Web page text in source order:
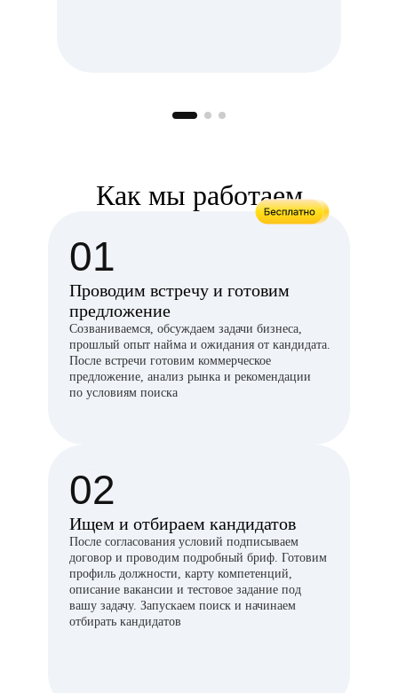
Как мы работаем
01
Проводим встречу и готовим
предложение
Созваниваемся, обсуждаем задачи бизнеса,
прошлый опыт найма и ожидания от кандидата.
После встречи готовим коммерческое
предложение, анализ рынка и рекомендации
по условиям поиска
02
Ищем и отбираем кандидатов
После согласования условий подписываем
договор и проводим подробный бриф. Готовим
профиль должности, карту компетенций,
описание вакансии и тестовое задание под
вашу задачу. Запускаем поиск и начинаем
отбирать кандидатов